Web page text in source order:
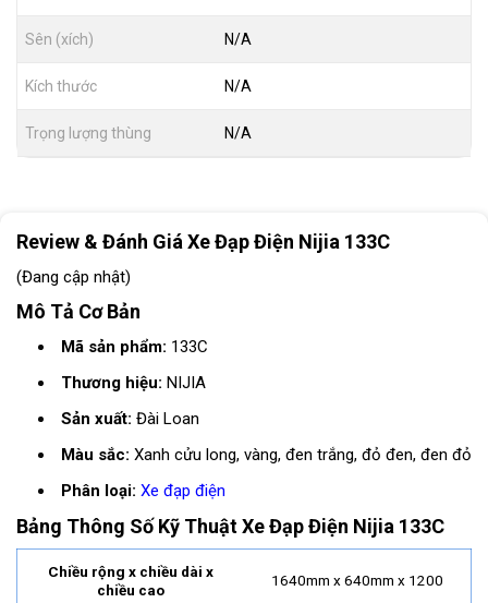
Sên (xích) N/A
Kích thước N/A
Trọng lượng thùng N/A
Review & Đánh Giá Xe Đạp Điện Nijia 133C
(Đang cập nhật)
Mô Tả Cơ Bản
Mã sản phẩm: 133C
Thương hiệu: NIJIA
Sản xuất: Đài Loan
Màu sắc: Xanh cửu long, vàng, đen trắng, đỏ đen, đen đỏ
Phân loại: Xe đạp điện
Bảng Thông Số Kỹ ThuậtXe Đạp Điện Nijia 133C
Chiều rộng x chiều dài x
chiều cao
1640mm x 640mm x 1200